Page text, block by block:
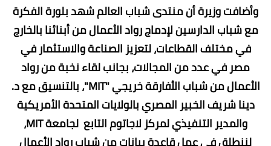
وأضافت وزيرة أن منتدى شباب العالم شهد بلورة الفكرة
مع شباب الدارسين لإدماج رواد الأعمال من أبنائنا بالخارج
في مختلف القطاعات، لتعزيز الصناعة والاستثمار في
مصر في عدد من المجالات، بجانب لقاء نخبة من رواد
الأعمال من شباب الأفارقة خريجي "MIT"، بالتنسيق مع د.
دينا شريف الخبير المصري بالولايات المتحدة الأمريكية
والمدير التنفيذي لمركز لاجاتوم التابع لجامعة MIT،
لننطلق في عمل قاعدة بيانات من شباب رواد الأعمال